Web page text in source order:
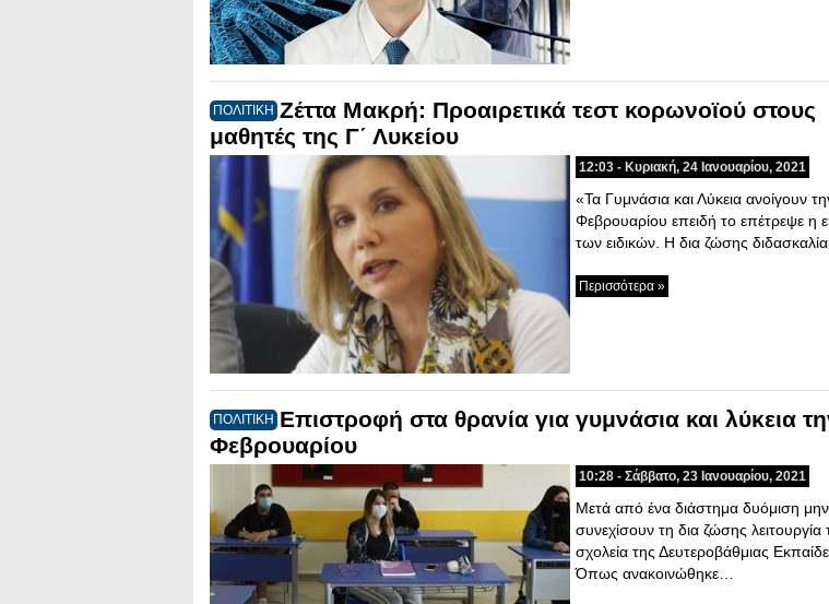
ΠΟΛΙΤΙΚΗ Ζέττα Μακρή: Προαιρετικά τεστ κορωνοϊού στους
μαθητές της Γ΄ Λυκείου
12:03 - Κυριακή, 24 Ιανουαρίου, 2021
«Τα Γυμνάσια και Λύκεια ανοίγουν
Φεβρουαρίου επειδή το επέτρεψε η
των ειδικών. Η δια ζώσης διδασκαλία
Περισσότερα »
ΠΟΛΙΤΙΚΗ Επιστροφή στα θρανία για γυμνάσια και λύκεια
Φεβρουαρίου
10:28 - Σάββατο, 23 Ιανουαρίου, 2021
Μετά από ένα διάστημα δυόμιση
συνεχίσουν τη δια ζώσης λειτουργία
σχολεία της Δευτεροβάθμιας
Όπως ανακοινώθηκε…